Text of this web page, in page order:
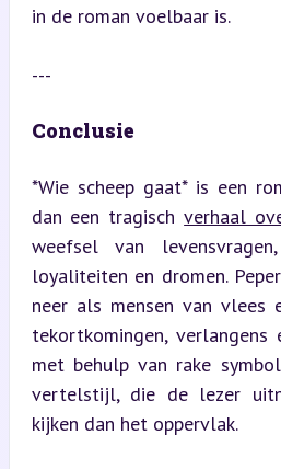
in de roman voelbaar is.
---
Conclusie
*Wie scheep gaat* is een
dan een tragisch verhaal
weefsel van
loyaliteiten en dromen.
neer als mensen van vlees
tekortkomingen,
met behulp van rake
vertelstijl, die de lezer
kijken dan het oppervlak.